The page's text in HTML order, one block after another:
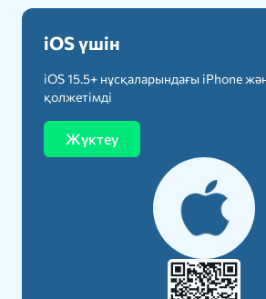
iOS үшін
iOS 15.5+ нұсқаларындағы iPhone
қолжетімді
Жүктеу